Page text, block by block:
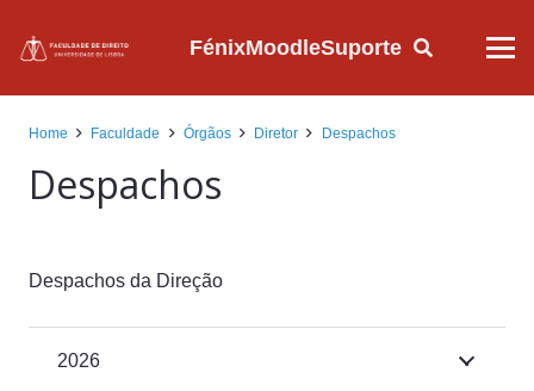
FénixMoodleSuporte
Home Faculdade Órgãos Diretor Despachos
Despachos
Despachos da Direção
2026